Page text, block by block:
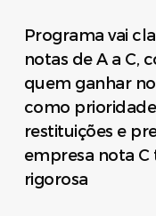
Programa vai
notas de A a C,
quem ganhar
como
restituições e
empresa nota C
rigorosa